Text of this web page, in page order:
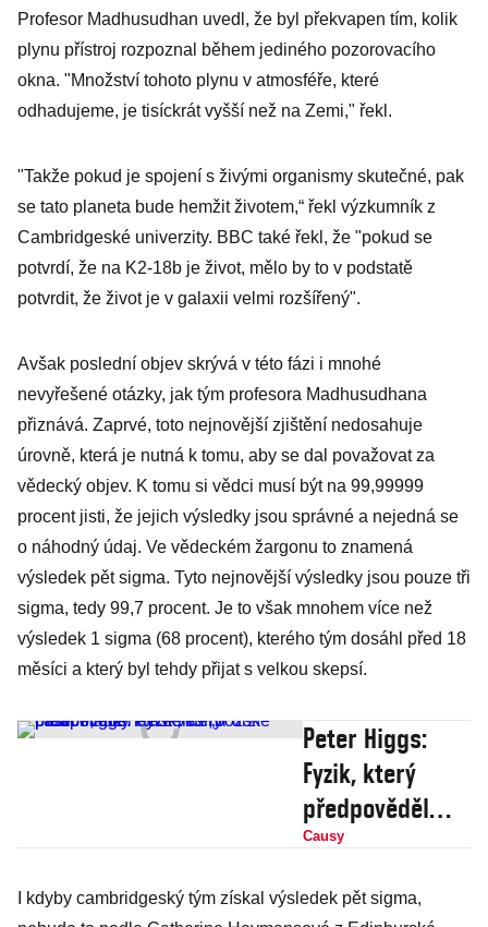
Profesor Madhusudhan uvedl, že byl překvapen tím, kolik
plynu přístroj rozpoznal během jediného pozorovacího
okna. "Množství tohoto plynu v atmosféře, které
odhadujeme, je tisíckrát vyšší než na Zemi," řekl.
"Takže pokud je spojení s živými organismy skutečné, pak
se tato planeta bude hemžit životem,“ řekl výzkumník z
Cambridgeské univerzity. BBC také řekl, že "pokud se
potvrdí, že na K2-18b je život, mělo by to v podstatě
potvrdit, že život je v galaxii velmi rozšířený".
Avšak poslední objev skrývá v této fázi i mnohé
nevyřešené otázky, jak tým profesora Madhusudhana
přiznává. Zaprvé, toto nejnovější zjištění nedosahuje
úrovně, která je nutná k tomu, aby se dal považovat za
vědecký objev. K tomu si vědci musí být na 99,99999
procent jisti, že jejich výsledky jsou správné a nejedná se
o náhodný údaj. Ve vědeckém žargonu to znamená
výsledek pět sigma. Tyto nejnovější výsledky jsou pouze tři
sigma, tedy 99,7 procent. Je to však mnohem více než
výsledek 1 sigma (68 procent), kterého tým dosáhl před 18
měsíci a který byl tehdy přijat s velkou skepsí.
Peter Higgs:
Fyzik, který
předpověděl
existenci
částice, díky
Causy
I kdyby cambridgeský tým získal výsledek pět sigma,